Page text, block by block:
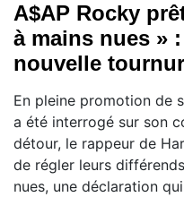
A$AP Rocky
à mains nues »
nouvelle
En pleine promotion de
a été interrogé sur son
détour, le rappeur de
de régler leurs
nues, une déclaration